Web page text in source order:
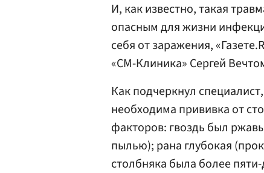
И, как известно, такая
опасным для жизни
себя от заражения,
«СМ-Клиника» Сергей
Как подчеркнул
необходима прививка от
факторов: гвоздь был
пылью); рана глубокая
столбняка была более